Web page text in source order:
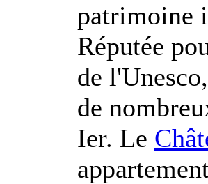
patrimoine
Réputée
de
de
Ier. Le